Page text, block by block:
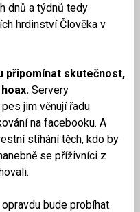
dnů a týdnů tedy
hrdinství Člověka v
připomínat skutečnost,
Servery
jim věnují řadu
na facebooku. A
stíhání těch, kdo by
se příživníci z
bude probíhat.